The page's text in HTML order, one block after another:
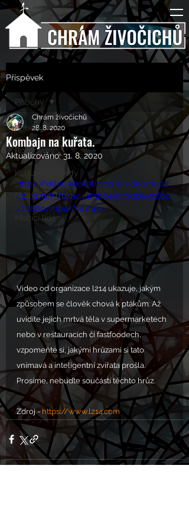
Příspěvek
Příběhy
Rozhovory
Kulturní pohledy
Mučící nástroje
Mučící lidé
Příběhy
Kombajn na kuřata.
Chrám živočichů
28. 8. 2020
Aktualizováno:31. 8. 2020
https://video.wixstatic.com/video/7ab2
cb_3171df3f8cac44f5bceedf8d28e91fb0
/1080p/mp4/file.mp4
Video od organizace l214 ukazuje, jakým
způsobem se člověk chová k ptákům. Až
uvidíte jejich mrtvá těla v supermarketech
nebo v restauracích či fastfoodech,
vzpomeňte si, jakými hrůzami si tato
vnímavá a inteligentní zvířata prošla.
Prosíme, nebuďte součástí těchto hrůz.
Zdroj - https://www.l214.com